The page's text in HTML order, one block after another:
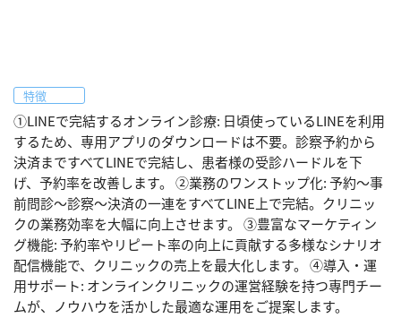
特徴
①LINEで完結するオンライン診療: 日頃使っているLINEを利用
するため、専用アプリのダウンロードは不要。診察予約から
決済まですべてLINEで完結し、患者様の受診ハードルを下
げ、予約率を改善します。 ②業務のワンストップ化: 予約〜事
前問診〜診察〜決済の一連をすべてLINE上で完結。クリニッ
クの業務効率を大幅に向上させます。 ③豊富なマーケティン
グ機能: 予約率やリピート率の向上に貢献する多様なシナリオ
配信機能で、クリニックの売上を最大化します。 ④導入・運
用サポート: オンラインクリニックの運営経験を持つ専門チー
ムが、ノウハウを活かした最適な運用をご提案します。